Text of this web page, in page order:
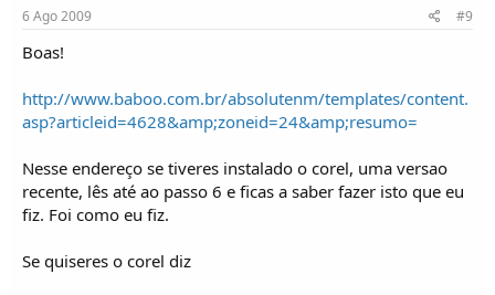
6 Ago 2009 #9
Boas!
http://www.baboo.com.br/absolutenm/templates/content.
asp?articleid=4628&amp;zoneid=24&amp;resumo=
Nesse endereço se tiveres instalado o corel, uma versao
recente, lês até ao passo 6 e ficas a saber fazer isto que eu
fiz. Foi como eu fiz.
Se quiseres o corel diz